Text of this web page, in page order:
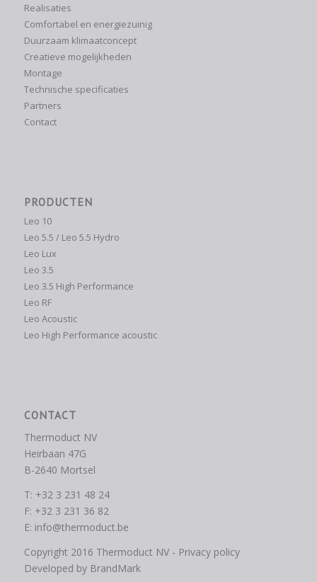
Realisaties
Comfortabel en energiezuinig
Duurzaam klimaatconcept
Creatieve mogelijkheden
Montage
Technische specificaties
Partners
Contact
PRODUCTEN
Leo 10
Leo 5.5 / Leo 5.5 Hydro
Leo Lux
Leo 3.5
Leo 3.5 High Performance
Leo RF
Leo Acoustic
Leo High Performance acoustic
CONTACT
Thermoduct NV
Heirbaan 47G
B-2640 Mortsel
T: +32 3 231 48 24
F: +32 3 231 36 82
E: info@thermoduct.be
Copyright 2016 Thermoduct NV - Privacy policy
Developed by BrandMark